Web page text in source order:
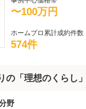
〜100万円
ホームプロ累計成約件数
574件
の「理想のくらし
野